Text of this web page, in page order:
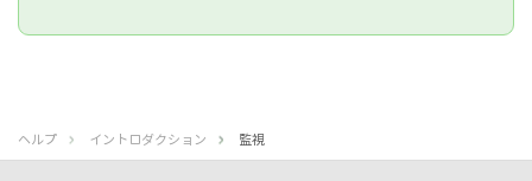
ヘルプ イントロダクション 監視